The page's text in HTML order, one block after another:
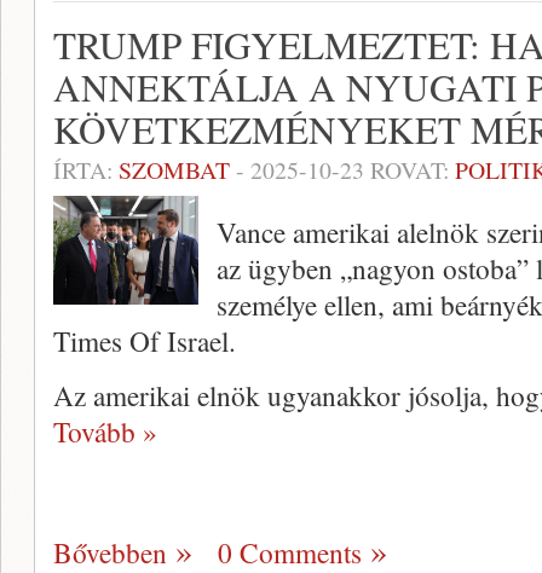
TRUMP FIGYELMEZTET:
ANNEKTÁLJA A NYUGATI
KÖVETKEZMÉNYEKET
ÍRTA: SZOMBAT- 2025-10-23 ROVAT:
Vance amerikai alelnök
az ügyben „nagyon
személye ellen, ami
Times Of Israel.
Az amerikai elnök ugyanakkor jósolja,
Tovább »
Bővebben 0 Comments